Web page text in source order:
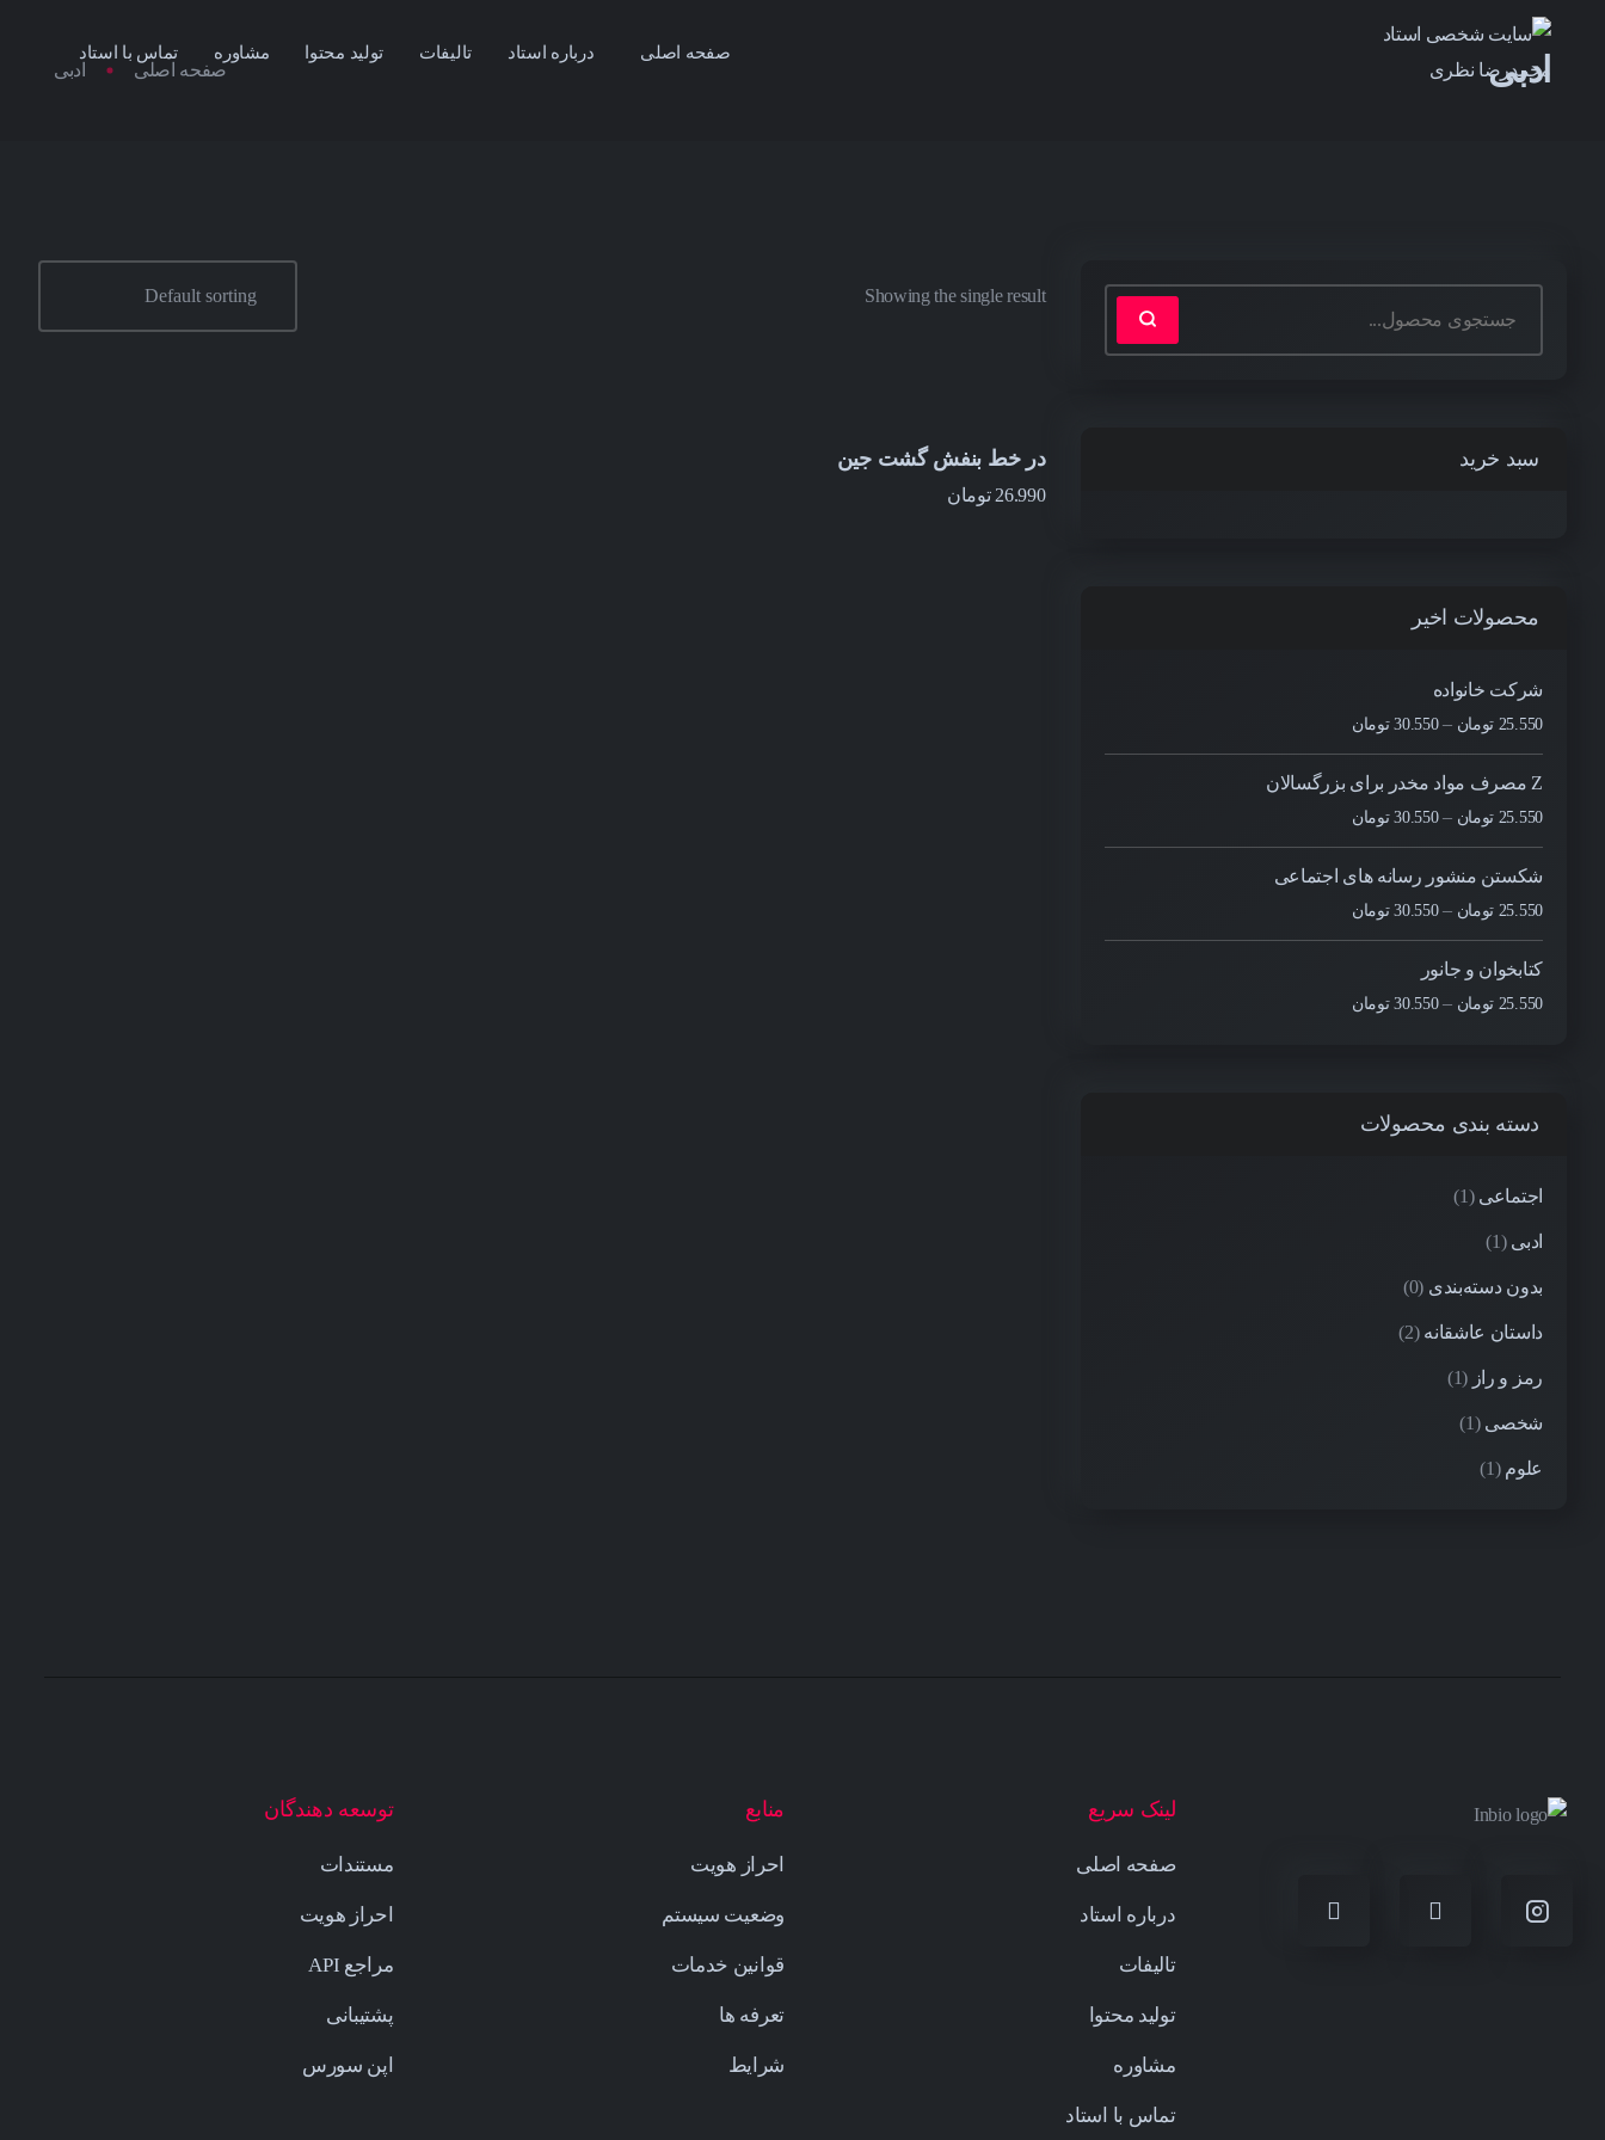
صفحه اصلی درباره استاد تالیفات تولید محتوا مشاوره تماس با استاد ادبی صفحه اصلی ادبی
سبد خرید
محصولات اخیر
شرکت خانواده
25.550 تومان –
30.550 تومان
Z مصرف مواد مخدر برای بزرگسالان
25.550 تومان –
30.550 تومان
شکستن منشور رسانه های اجتماعی
25.550 تومان –
30.550 تومان
کتابخوان و جانور
25.550 تومان –
30.550 تومان
دسته بندی محصولات
اجتماعی (1)
ادبی (1)
بدون دسته‌بندی (0)
داستان عاشقانه (2)
رمز و راز (1)
شخصی (1)
علوم (1)
Showing the single result
در خط بنفش گشت جین
26.990 تومان
لینک سریع
صفحه اصلی
درباره استاد
تالیفات
تولید محتوا
مشاوره
تماس با استاد
منابع
احراز هویت
وضعیت سیستم
قوانین خدمات
تعرفه ها
شرایط
توسعه دهندگان
مستندات
احراز هویت
مراجع API
پشتیبانی
اپن سورس